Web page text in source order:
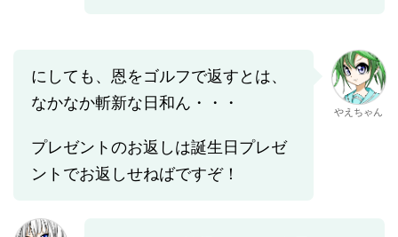
にしても、恩をゴルフで返すとは、
なかなか斬新な日和ん・・・
プレゼントのお返しは誕生日プレゼ
ントでお返しせねばですぞ！
やえちゃん